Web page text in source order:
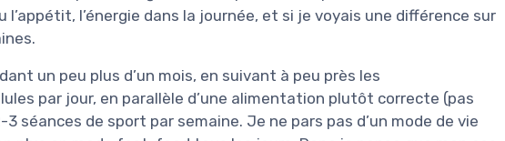
l’appétit, l’énergie dans la journée, et si je voyais une différence sur
un peu plus d’un mois, en suivant à peu près les
par jour, en parallèle d’une alimentation plutôt correcte (pas
séances de sport par semaine. Je ne pars pas d’un mode de vie